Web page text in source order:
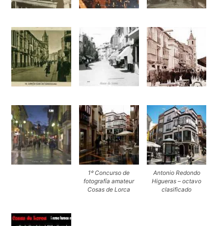
1º Concurso de
fotografía amateur
Cosas de Lorca
Antonio Redondo
Higueras – octavo
clasificado